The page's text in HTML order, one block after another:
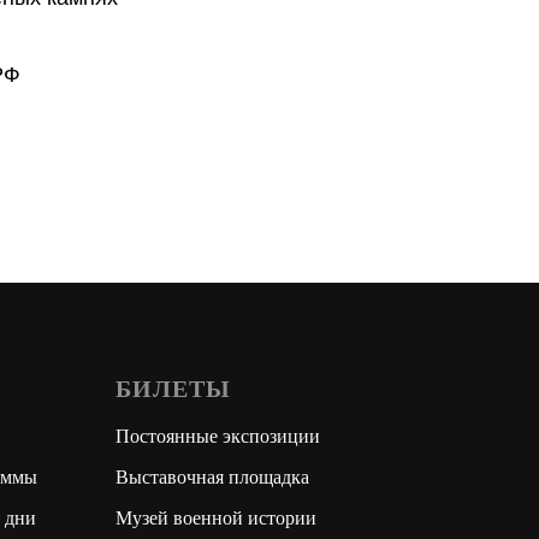
дни
БИЛЕТЫ
Постоянные экспозиции
Выставочная площадка
Музей военной истории